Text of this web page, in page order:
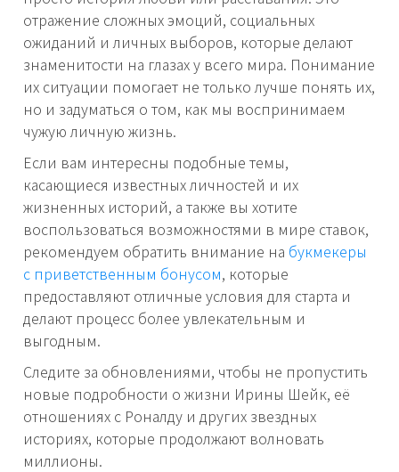
отражение сложных эмоций, социальных
ожиданий и личных выборов, которые делают
знаменитости на глазах у всего мира. Понимание
их ситуации помогает не только лучше понять их,
но и задуматься о том, как мы воспринимаем
чужую личную жизнь.
Если вам интересны подобные темы,
касающиеся известных личностей и их
жизненных историй, а также вы хотите
воспользоваться возможностями в мире ставок,
рекомендуем обратить внимание на букмекеры
с приветственным бонусом, которые
предоставляют отличные условия для старта и
делают процесс более увлекательным и
выгодным.
Следите за обновлениями, чтобы не пропустить
новые подробности о жизни Ирины Шейк, её
отношениях с Роналду и других звездных
историях, которые продолжают волновать
миллионы.